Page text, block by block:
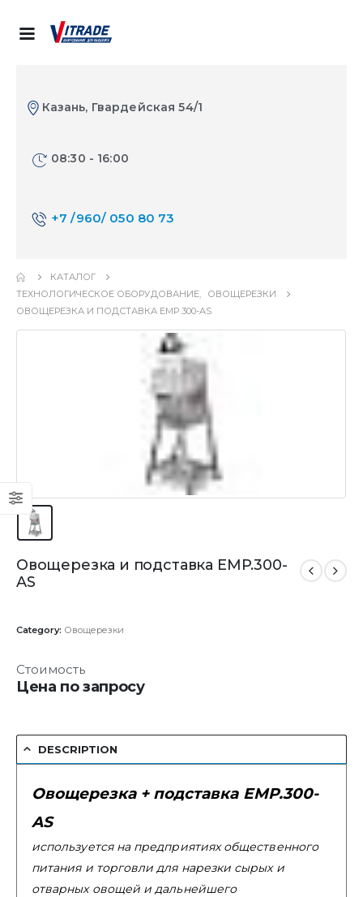
Казань, Гвардейская 54/1
08:30 - 16:00
+7 /960/ 050 80 73
КАТАЛОГ
ТЕХНОЛОГИЧЕСКОЕ ОБОРУДОВАНИЕ,
ОВОЩЕРЕЗКИ
ОВОЩЕРЕЗКА И ПОДСТАВКА EMP.300-AS
Овощерезка и подставка EMP.300-
AS
Category: Овощерезки
Стоимость
Цена по запросу
DESCRIPTION
Овощерезка + подставка EMP.300-
AS
используется на предприятиях общественного
питания и торговли для нарезки сырых и
отварных овощей и дальнейшего